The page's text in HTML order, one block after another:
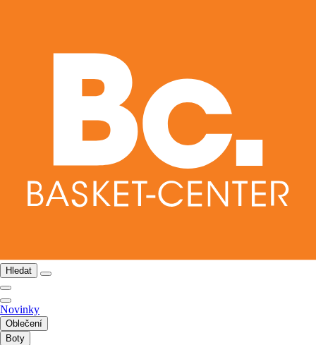
Hledat
Novinky
Oblečení
Boty